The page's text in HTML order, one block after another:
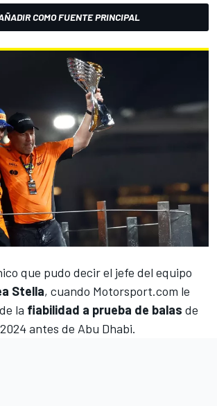
COMO FUENTE PRINCIPAL
que pudo decir el jefe del equipo
Stella, cuando Motorsport.com le
la fiabilidad a prueba de balas de
antes de Abu Dhabi.